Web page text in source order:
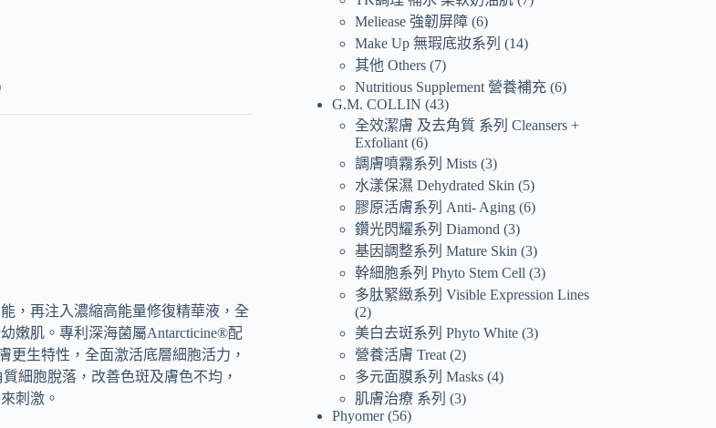
，再注入濃縮高能量修復精華液，全
嫩肌。專利深海菌屬Antarcticine®配
生特性，全面激活底層細胞活力，
細胞脫落，改善色斑及膚色不均，
刺激。
Meliease 強韌屏障 6
Make Up 無瑕底妝系列
14
其他 Others 7
Nutritious Supplement 營養補充 6
G.M. COLLIN 43
全效潔膚 及去角質 系列 Cleansers +
Exfoliant 6
調膚噴霧系列 Mists 3
水漾保濕 Dehydrated Skin
5
膠原活膚系列 Anti- Aging 6
鑽光閃耀系列 Diamond 3
基因調整系列 Mature Skin 3
幹細胞系列 Phyto Stem Cell 3
多肽緊緻系列 Visible Expression Lines
2
美白去斑系列 Phyto White 3
營養活膚 Treat 2
多元面膜系列 Masks 4
肌膚治療 系列
3
Phyomer 56